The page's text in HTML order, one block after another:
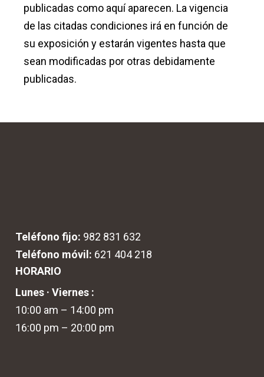
publicadas como aquí aparecen. La vigencia
de las citadas condiciones irá en función de
su exposición y estarán vigentes hasta que
sean modificadas por otras debidamente
publicadas.
Teléfono fijo: 982 831 632
Teléfono móvil: 621 404 218
HORARIO
Lunes · Viernes :
10:00 am – 14:00 pm
16:00 pm – 20:00 pm